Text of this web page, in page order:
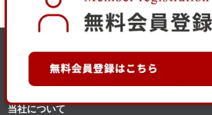
当社について